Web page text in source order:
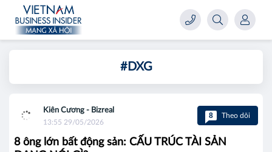
#DXG
Kiên Cương - Bizreal
13:55 29/05/2026
8 Theo dõi
8 ông lớn bất động sản: CẤU TRÚC TÀI SẢN